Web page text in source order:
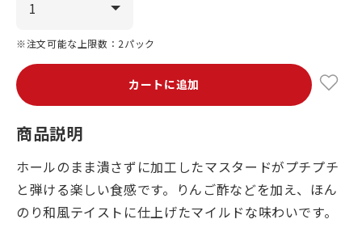
※注文可能な上限数：2パック
カートに追加
商品説明
ホールのまま潰さずに加工したマスタードがプチプチ
と弾ける楽しい食感です。りんご酢などを加え、ほん
のり和風テイストに仕上げたマイルドな味わいです。